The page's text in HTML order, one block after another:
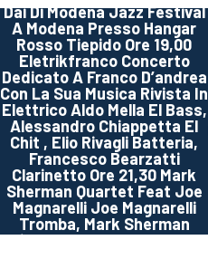
Dai Di Modena Jazz Festival
A Modena Presso Hangar
Rosso Tiepido Ore 19,00
Eletrikfranco Concerto
Dedicato A Franco D’andrea
Con La Sua Musica Rivista In
Elettrico Aldo Mella El Bass,
Alessandro Chiappetta El
Chit , Elio Rivagli Batteria,
Francesco Bearzatti
Clarinetto Ore 21,30 Mark
Sherman Quartet Feat Joe
Magnarelli Joe Magnarelli
Tromba, Mark Sherman
Piano Stephan Kurmann –